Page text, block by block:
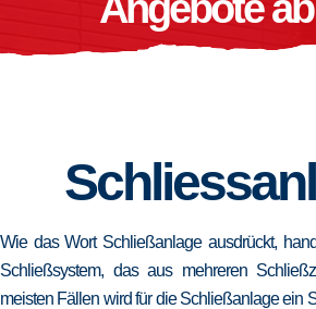
Wie das Wort Schließanlage ausdrückt,
Schließsystem, das aus mehreren
meisten Fällen wird für die Schließanlage ein